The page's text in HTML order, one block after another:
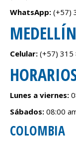
WhatsApp: (+57)
Celular: (+57) 315
Lunes a viernes:
Sábados: 08:00
COLOMBIA